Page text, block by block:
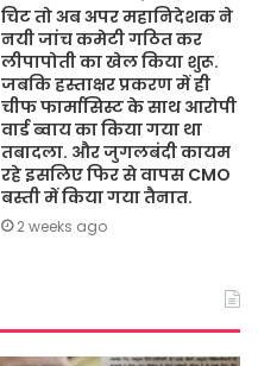
चिट तो अब अपर महानिदेशक ने
नयी जांच कमेटी गठित कर
लीपापोती का खेल किया शुरू.
जबकि हस्ताक्षर प्रकरण में ही
चीफ फार्मासिस्ट के साथ आरोपी
वार्ड ब्वाय का किया गया था
तबादला. और जुगलबंदी कायम
रहे इसलिए फिर से वापस CMO
बस्ती में किया गया तैनात.
2 weeks ago